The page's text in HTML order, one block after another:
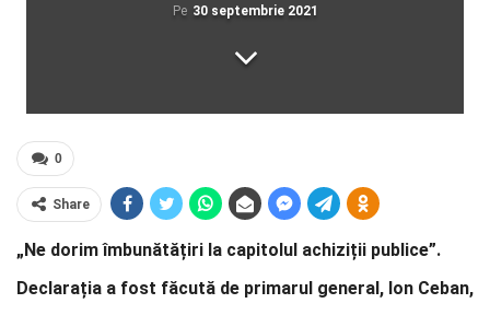
Pe 30 septembrie 2021
0
Share
„Ne dorim îmbunătățiri la capitolul achiziții publice”.
Declarația a fost făcută de primarul general, Ion Ceban,